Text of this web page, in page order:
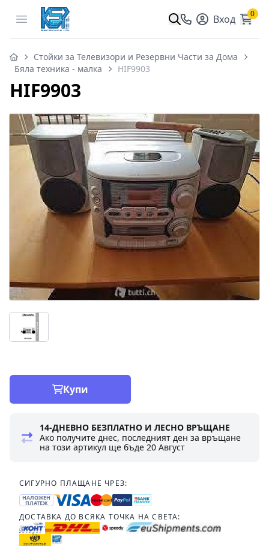
Open menu Вход 0
Стойки за Телевизори и Резервни Части за Дома
Бяла техника - малка
HIF9903
HIF9903
Купи
14-ДНЕВНО БЕЗПЛАТНО И ЛЕСНО ВРЪЩАНЕ
Ако получите днес, последният ден за връщане
на този артикул ще бъде20 Август
СИГУРНО ПЛАЩАНЕ ЧРЕЗ:
НАЛОЖЕН
ПЛАТЕЖ
ДОСТАВКА ДО ВСЯКА ТОЧКА НА СВЕТА: